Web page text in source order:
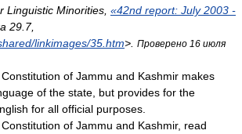
Linguistic Minorities, «42nd report: July 2003 -
29.7,
linkimages/35.htm>. Проверено 16 июля
of Jammu and Kashmir makes
of the state, but provides for the
for all official purposes.
of Jammu and Kashmir, read